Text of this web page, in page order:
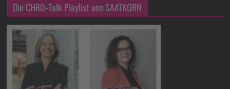
Die CHRO-Talk Playlist von SAATKORN